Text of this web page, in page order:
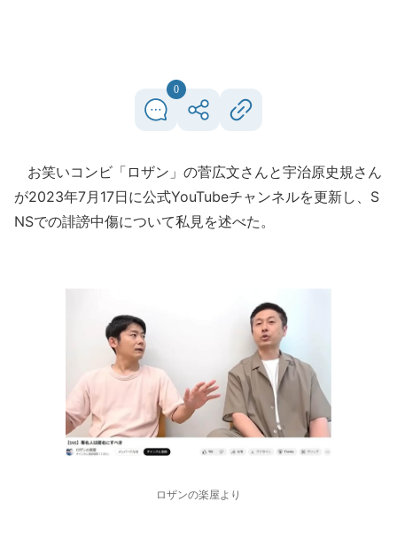
0
お笑いコンビ「ロザン」の菅広文さんと宇治原史規さん
が2023年7月17日に公式YouTubeチャンネルを更新し、S
NSでの誹謗中傷について私見を述べた。
ロザンの楽屋より